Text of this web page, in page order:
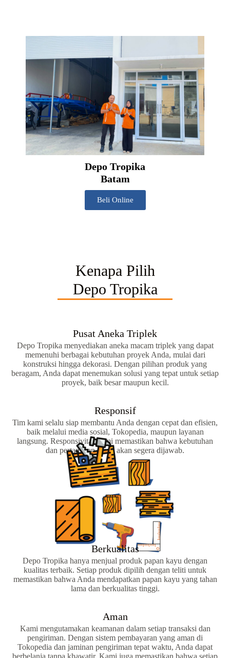
Depo Tropika
Batam
Beli Online
Kenapa Pilih
Depo Tropika
Pusat Aneka Triplek
Depo Tropika menyediakan aneka macam triplek yang dapat
memenuhi berbagai kebutuhan proyek Anda, mulai dari
konstruksi hingga dekorasi. Dengan pilihan produk yang
beragam, Anda dapat menemukan solusi yang tepat untuk setiap
proyek, baik besar maupun kecil.
Responsif
Tim kami selalu siap membantu Anda dengan cepat dan efisien,
baik melalui media sosial, Tokopedia, maupun layanan
langsung. Responsivitas kami memastikan bahwa kebutuhan
dan pertanyaan Anda akan segera dijawab.
Berkualitas
Depo Tropika hanya menjual produk papan kayu dengan
kualitas terbaik. Setiap produk dipilih dengan teliti untuk
memastikan bahwa Anda mendapatkan papan kayu yang tahan
lama dan berkualitas tinggi.
Aman
Kami mengutamakan keamanan dalam setiap transaksi dan
pengiriman. Dengan sistem pembayaran yang aman di
Tokopedia dan jaminan pengiriman tepat waktu, Anda dapat
berbelanja tanpa khawatir. Kami juga memastikan bahwa setiap